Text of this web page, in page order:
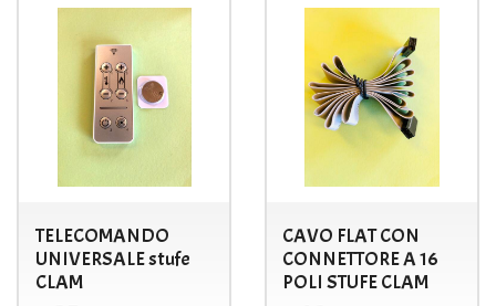
TELECOMANDO
UNIVERSALE stufe
CLAM
CAVO FLAT CON
CONNETTORE A 16
POLI STUFE CLAM